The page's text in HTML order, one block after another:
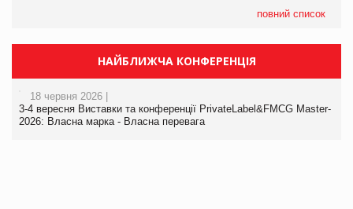
повний список
НАЙБЛИЖЧА КОНФЕРЕНЦІЯ
18 червня 2026 |
3-4 вересня Виставки та конференції PrivateLabel&FMCG Master-
2026: Власна марка - Власна перевага